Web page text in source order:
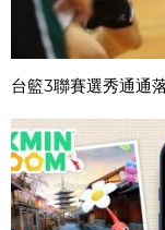
台籃3聯賽選秀通通